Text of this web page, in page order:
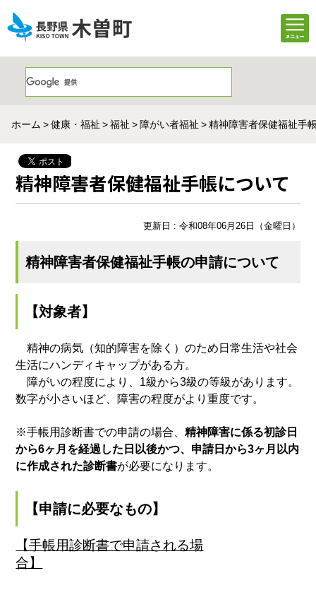
ホーム 健康・福祉 福祉 障がい者福祉 精神障害者保健福祉手
精神障害者保健福祉手帳について
更新日 : 令和08年06月26日（金曜日）
精神障害者保健福祉手帳の申請について
【対象者】
精神の病気（知的障害を除く）のため日常生活や社会
生活にハンディキャップがある方。
障がいの程度により、1級から3級の等級があります。
数字が小さいほど、障害の程度がより重度です。
※手帳用診断書での申請の場合、精神障害に係る初診日
から6ヶ月を経過した日以後かつ、申請日から3ヶ月以内
に作成された診断書が必要になります。
【申請に必要なもの】
【手帳用診断書で申請される場
合】